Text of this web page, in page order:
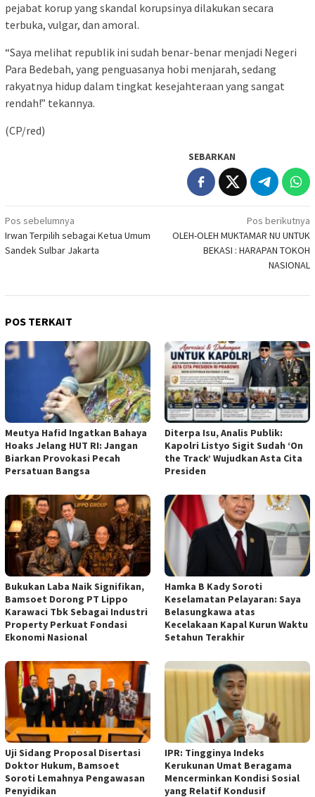
pejabat korup yang skandal korupsinya dilakukan secara
terbuka, vulgar, dan amoral.
“Saya melihat republik ini sudah benar-benar menjadi Negeri
Para Bedebah, yang penguasanya hobi menjarah, sedang
rakyatnya hidup dalam tingkat kesejahteraan yang sangat
rendah!” tekannya.
(CP/red)
SEBARKAN
Navigasi
pos
Pos sebelumnya
Irwan Terpilih sebagai Ketua Umum
Sandek Sulbar Jakarta
Pos berikutnya
OLEH-OLEH MUKTAMAR NU UNTUK
BEKASI : HARAPAN TOKOH
NASIONAL
POS TERKAIT
Meutya Hafid Ingatkan Bahaya
Hoaks Jelang HUT RI: Jangan
Biarkan Provokasi Pecah
Persatuan Bangsa
Diterpa Isu, Analis Publik:
Kapolri Listyo Sigit Sudah ‘On
the Track’ Wujudkan Asta Cita
Presiden
Bukukan Laba Naik Signifikan,
Bamsoet Dorong PT Lippo
Karawaci Tbk Sebagai Industri
Property Perkuat Fondasi
Ekonomi Nasional
Hamka B Kady Soroti
Keselamatan Pelayaran: Saya
Belasungkawa atas
Kecelakaan Kapal Kurun Waktu
Setahun Terakhir
Uji Sidang Proposal Disertasi
Doktor Hukum, Bamsoet
Soroti Lemahnya Pengawasan
Penyidikan
IPR: Tingginya Indeks
Kerukunan Umat Beragama
Mencerminkan Kondisi Sosial
yang Relatif Kondusif